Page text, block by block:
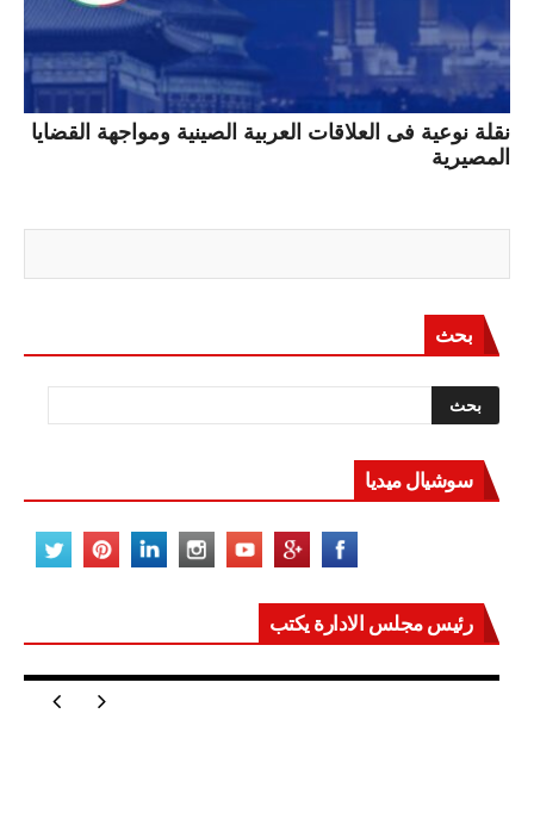
نقلة نوعية فى العلاقات العربية الصينية ومواجهة القضايا
المصيرية
بحث
سوشيال ميديا
رئيس مجلس الادارة يكتب
مصر تعيد للعالم اتزانه